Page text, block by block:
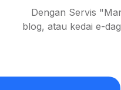
Dengan Servis
blog, atau kedai e-